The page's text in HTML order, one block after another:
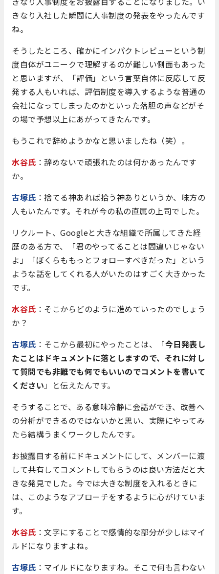
きなり入社した瞬間に人事制度の発表をやったんです
ね。
そうしたところ、確かにインパクトレビューという制
度自体がユニークで理解するのが難しい側面もあった
と思いますが、「評価」という言葉自体に反応して反
発する人もいれば、評価制度を導入するような普通の
会社になってしまったのかといった落胆の声などがそ
の場で予想以上にあがってきたんです。
もうこれで辞めようかなと思いましたね（笑）。
水谷氏 ：辞めないで頑張れたのは何かあったんです
か。
古塚氏 ：捨てる神あれば拾う神ありというか、味方の
人もいたんです。それが今の私の直属の上司でした。
リクルート、Googleと大きな組織で所属してきた経
歴のある方で、「君のやってることは間違いじゃない
よ」「ぼくらももっとフォローすべきだった」という
ような話をしてくれる人がいたのはすごく大きかった
です。
水谷氏 ：そこからどのように進めていったのでしょう
か？
古塚氏 ：そこから最初にやったことは、「今日発表し
たことはドキュメントに落としますので、それに対し
て質問でも非難でも何でもいいのでコメントを書いて
ください」と伝えたんです。
そうすることで、ある意味冷静に会話ができ、改善へ
の分析ができるのではないかと思い、実際にやってみ
たら結構うまくワークしたんです。
お披露目する前にドキュメントにして、メンバーに渡
して共有してコメントしてもらうのは良い方法だと大
きな発見でした。今では大きな制度を入れるときに
は、このようなアプローチをするように心がけていま
す。
水谷氏 ：文字にすることで感情的な部分が少しはマイ
ルドになりますよね。
古塚氏 ：マイルドになりますね。そこで何も言わない